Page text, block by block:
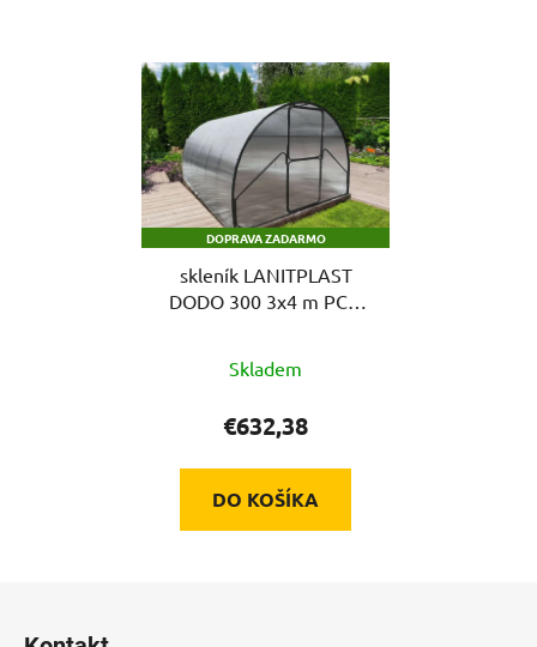
DOPRAVA ZADARMO
skleník LANITPLAST
DODO 300 3x4 m PC 6
Skladem
€632,38
DO KOŠÍKA